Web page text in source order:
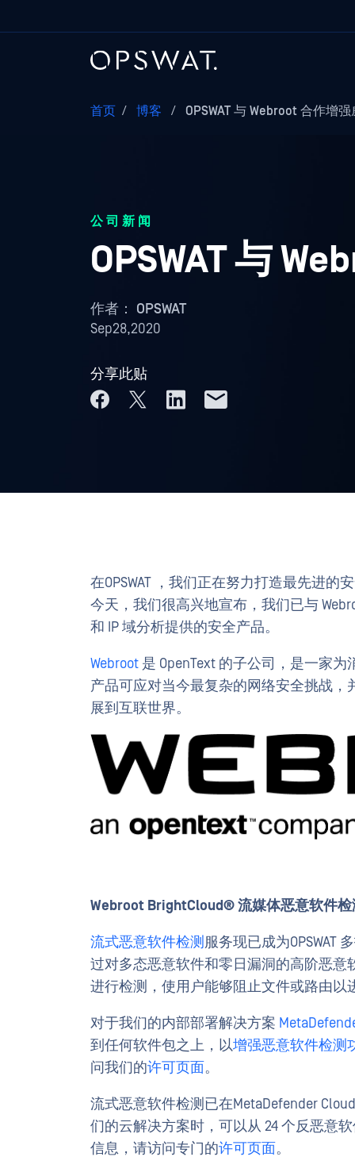
首页 / 博客 / OPSWAT 与 Webroot 合作增
公司新闻
OPSWAT 与
作者： OPSWAT
Sep28,2020
分享此贴
在OPSWAT ，我们正在努力打造最先进
今天，我们很高兴地宣布，我们已与
和 IP 域分析提供的安全产品。
Webroot 是 OpenText 的子公司，是一家
产品可应对当今最复杂的网络安全挑战
展到互联世界。
Webroot BrightCloud® 流媒体恶意软件
流式恶意软件检测服务现已成为OPSWAT
过对多态恶意软件和零日漏洞的高阶恶
进行检测，使用户能够阻止文件或路由以
对于我们的内部部署解决方案
到任何软件包之上，以增强恶意软件检测
问我们的许可页面。
流式恶意软件检测已在MetaDefender
们的云解决方案时，可以从 24 个反恶意
信息，请访问专门的许可页面。